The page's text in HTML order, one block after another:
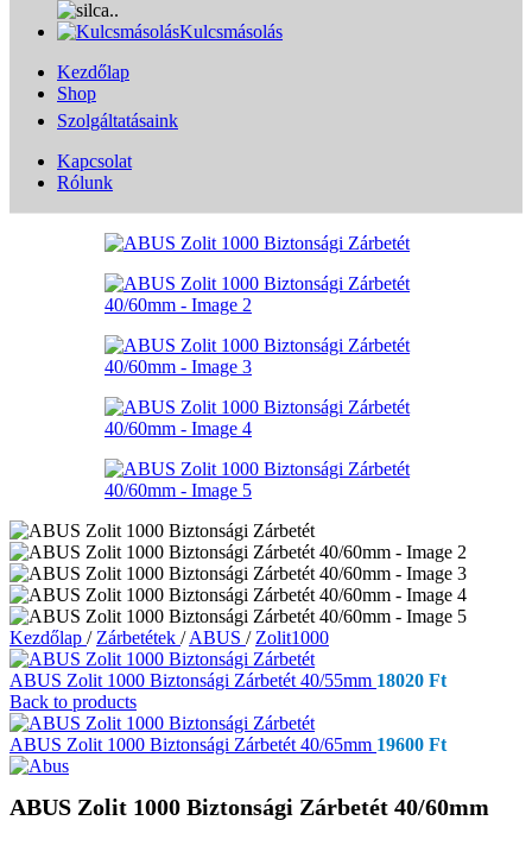
Kulcsmásolás
Kezdőlap
Shop
Szolgáltatásaink
Kapcsolat
Rólunk
Kezdőlap / Zárbetétek / ABUS / Zolit1000
ABUS Zolit 1000 Biztonsági Zárbetét 40/55mm 18020 Ft
Back to products
ABUS Zolit 1000 Biztonsági Zárbetét 40/65mm 19600 Ft
ABUS Zolit 1000 Biztonsági Zárbetét 40/60mm